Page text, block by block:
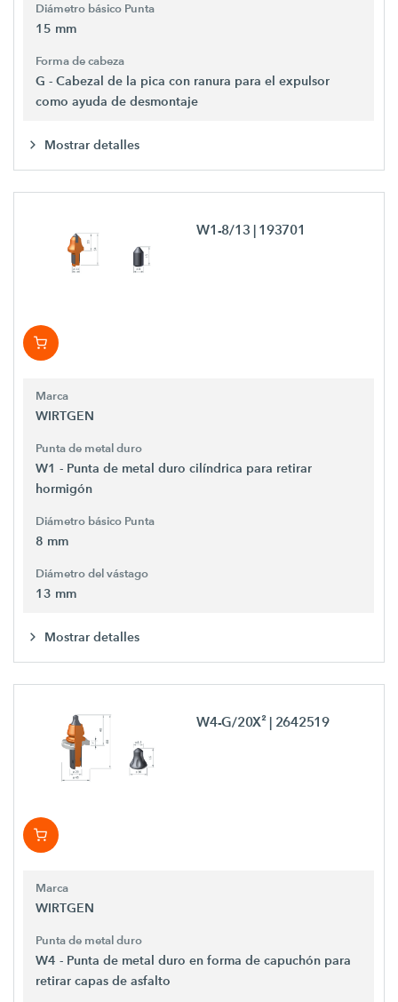
Diámetro básico Punta
15 mm
Forma de cabeza
G - Cabezal de la pica con ranura para el expulsor
como ayuda de desmontaje
Mostrar detalles
W1-8/13 | 193701
Marca
WIRTGEN
Punta de metal duro
W1 - Punta de metal duro cilíndrica para retirar
hormigón
Diámetro básico Punta
8 mm
Diámetro del vástago
13 mm
Mostrar detalles
W4-G/20X² | 2642519
Marca
WIRTGEN
Punta de metal duro
W4 - Punta de metal duro en forma de capuchón para
retirar capas de asfalto